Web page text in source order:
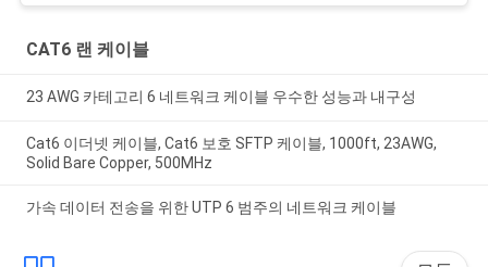
CAT6 랜 케이블
23 AWG 카테고리 6 네트워크 케이블 우수한 성능과 내구성
Cat6 이더넷 케이블, Cat6 보호 SFTP 케이블, 1000ft, 23AWG,
Solid Bare Copper, 500MHz
가속 데이터 전송을 위한 UTP 6 범주의 네트워크 케이블